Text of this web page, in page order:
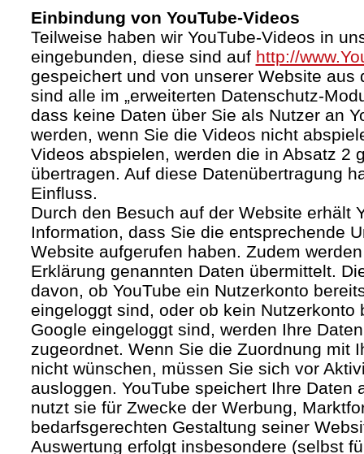
Einbindung von YouTube-Videos
Teilweise haben wir YouTube-Videos in
eingebunden, diese sind auf http://
gespeichert und von unserer Website aus
sind alle im „erweiterten Datenschutz-
dass keine Daten über Sie als Nutzer an
werden, wenn Sie die Videos nicht
Videos abspielen, werden die in Absatz 2
übertragen. Auf diese Datenübertragung
Einfluss.
Durch den Besuch auf der Website erhält
Information, dass Sie die entsprechende
Website aufgerufen haben. Zudem
Erklärung genannten Daten übermittelt.
davon, ob YouTube ein Nutzerkonto
eingeloggt sind, oder ob kein Nutzerkonto
Google eingeloggt sind, werden Ihre
zugeordnet. Wenn Sie die Zuordnung mit
nicht wünschen, müssen Sie sich vor
ausloggen. YouTube speichert Ihre Daten
nutzt sie für Zwecke der Werbung,
bedarfsgerechten Gestaltung seiner
Auswertung erfolgt insbesondere (selbst